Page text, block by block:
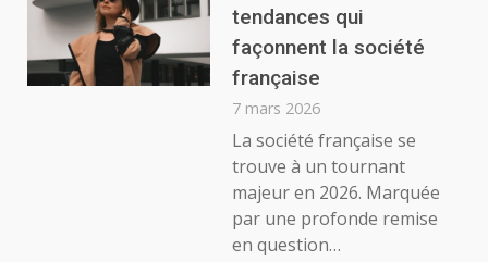
tendances qui
façonnent la société
française
7 mars 2026
La société française se
trouve à un tournant
majeur en 2026. Marquée
par une profonde remise
en question…